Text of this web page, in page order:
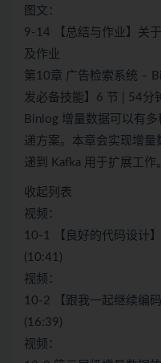
图文：
9-14 【总结与作业】关
及作业
第10章 广告检索系统 –
发必备技能】6 节 | 54分
Binlog 增量数据可以有
递方案。本章会实现增
递到 Kafka 用于扩展工作
收起列表
视频：
10-1 【良好的代码设计
(10:41)
视频：
10-2 【跟我一起继续编
(16:39)
视频：